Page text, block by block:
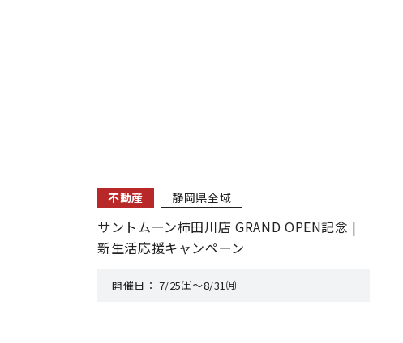
不動産 静岡県全域
サントムーン柿田川店 GRAND OPEN記念 |
新生活応援キャンペーン
開催日： 7/25㈯～8/31㈪